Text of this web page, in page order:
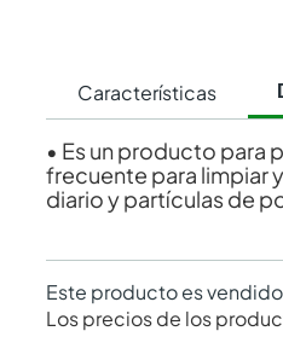
Características
• Es un producto para
frecuente para limpiar
diario y partículas de
Este producto es
Los precios de los